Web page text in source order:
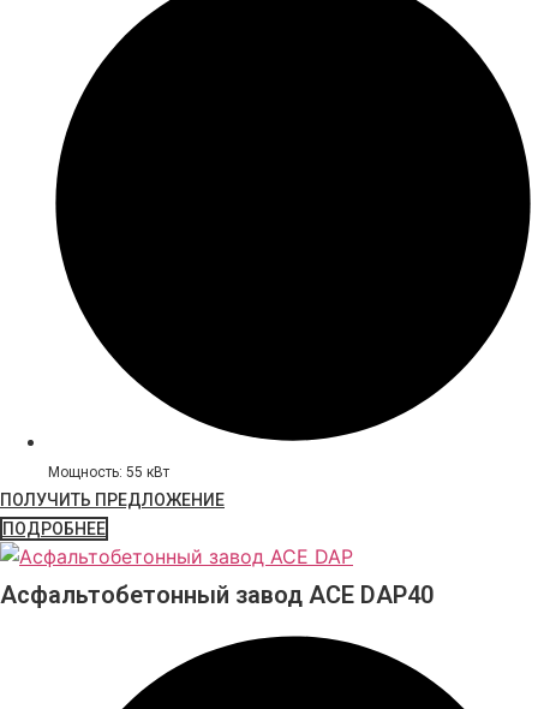
Мощность: 55 кВт
ПОЛУЧИТЬ ПРЕДЛОЖЕНИЕ
ПОДРОБНЕЕ
Асфальтобетонный завод ACE DAP40